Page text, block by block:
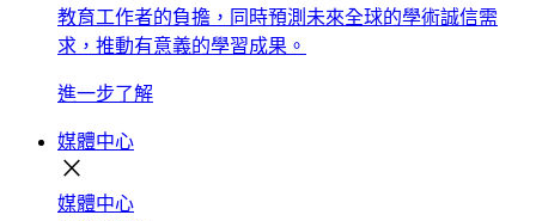
教育工作者的負擔，同時預測未來全球的學術誠信需
求，推動有意義的學習成果。
進一步了解
媒體中心
close
媒體中心